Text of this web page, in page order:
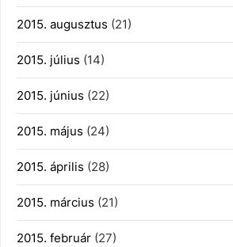
2015. augusztus (21)
2015. július (14)
2015. június (22)
2015. május (24)
2015. április (28)
2015. március (21)
2015. február (27)